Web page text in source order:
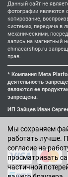
Мы cохраняем
работать лучше.
согласие на
просматривать
частичной
Данный сайт не
фотографии являются
копирование,
системах, передача в
механическими,
запись на магнитный
chinacarshop.ru
прав.
* Компания Meta
деятельность
являются ее
запрещена.
ИП Зайцев Иван